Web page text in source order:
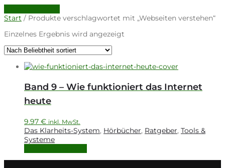
Start / Produkte verschlagwortet mit „Webseiten verstehen“
Einzelnes Ergebnis wird angezeigt
Band 9 – Wie funktioniert das Internet
heute
9.97 € inkl. MwSt.
Das Klarheits-System, Hörbücher, Ratgeber, Tools &
Systeme